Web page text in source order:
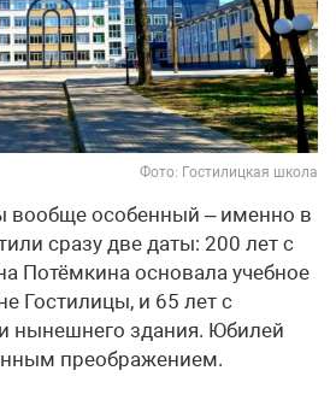
Фото: Гостилицкая школа
вообще особенный – именно в
сразу две даты: 200 лет с
Потёмкина основала учебное
Гостилицы, и 65 лет с
нынешнего здания. Юбилей
преображением.